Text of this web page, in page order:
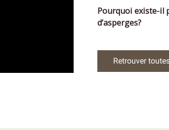
Pourquoi existe-il
d’asperges?
Retrouver